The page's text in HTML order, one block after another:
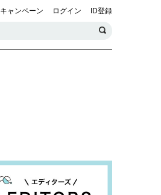
キャンペーン ログイン ID登録